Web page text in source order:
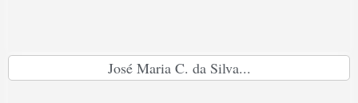
José Maria C. da Silva...